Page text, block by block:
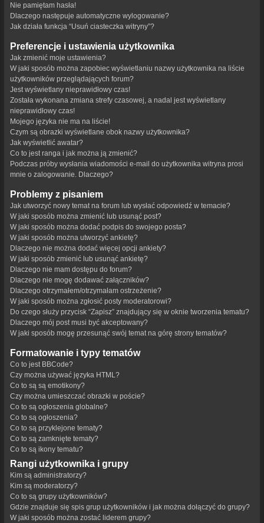
Nie pamiętam hasła!
Dlaczego następuje automatyczne wylogowanie?
Jak działa funkcja “Usuń ciasteczka witryny”?
Preferencje i ustawienia użytkownika
Jak zmienić moje ustawienia?
W jaki sposób można zapobiec wyświetlaniu nazwy użytkownika na liście
użytkowników przeglądających forum?
Jest wyświetlany nieprawidłowy czas!
Została wykonana zmiana strefy czasowej, a nadal jest wyświetlany
nieprawidłowy czas!
Mojego języka nie ma na liście!
Czym są obrazki wyświetlane obok nazwy użytkownika?
Jak wyświetlić awatar?
Co to jest ranga i jak można ją zmienić?
Podczas próby wysłania wiadomości e-mail do użytkownika witryna prosi
mnie o zalogowanie. Dlaczego?
Problemy z pisaniem
Jak utworzyć nowy temat na forum lub wysłać odpowiedź w temacie?
W jaki sposób można zmienić lub usunąć post?
W jaki sposób można dodać podpis do swojego posta?
W jaki sposób można utworzyć ankietę?
Dlaczego nie można dodać więcej opcji ankiety?
W jaki sposób zmienić lub usunąć ankietę?
Dlaczego nie mam dostępu do forum?
Dlaczego nie mogę dodawać załączników?
Dlaczego otrzymałem/otrzymałam ostrzeżenie?
W jaki sposób można zgłosić posty moderatorowi?
Do czego służy przycisk “Zapisz” znajdujący się w oknie tworzenia tematu?
Dlaczego mój post musi być akceptowany?
W jaki sposób mogę przesunąć swój temat na górę strony tematów?
Formatowanie i typy tematów
Co to jest BBCode?
Czy można używać języka HTML?
Co to są są emotikony?
Czy można umieszczać obrazki w poście?
Co to są ogłoszenia globalne?
Co to są ogłoszenia?
Co to są przyklejone tematy?
Co to są zamknięte tematy?
Co to są ikony tematu?
Rangi użytkownika i grupy
Kim są administratorzy?
Kim są moderatorzy?
Co to są grupy użytkowników?
Gdzie znajduje się spis grup użytkowników i jak można dołączyć do grupy?
W jaki sposób można zostać liderem grupy?